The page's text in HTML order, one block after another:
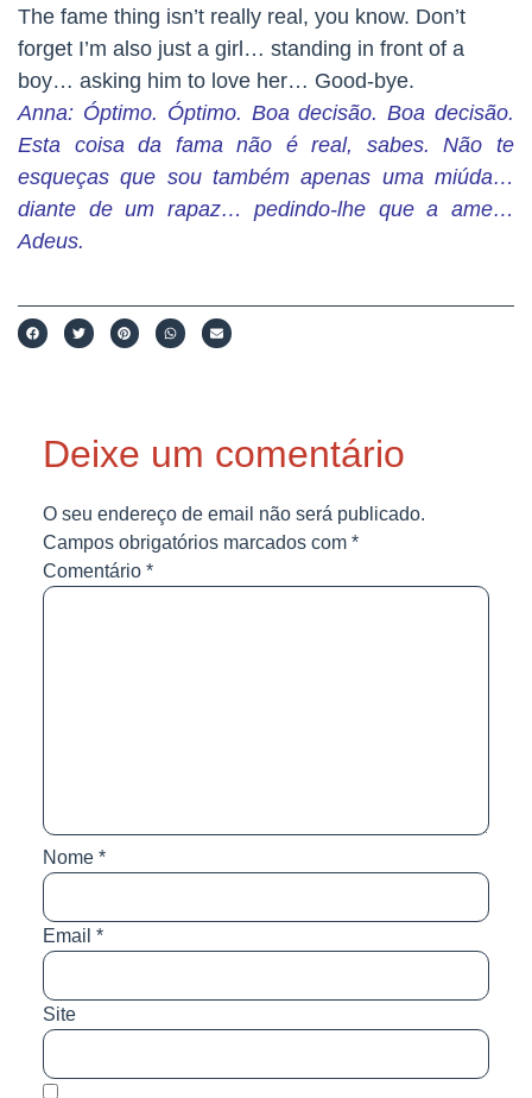
The fame thing isn’t really real, you know. Don’t
forget I’m also just a girl… standing in front of a
boy… asking him to love her… Good-bye.
Anna: Óptimo. Óptimo. Boa decisão.Boa decisão.
Esta coisa da fama não é real, sabes. Não te
esqueças que sou também apenas uma miúda…
diante de um rapaz… pedindo-lhe que a ame…
Adeus.
Deixe um comentário
O seu endereço de email não será publicado.
Campos obrigatórios marcados com *
Comentário *
Nome *
Email *
Site